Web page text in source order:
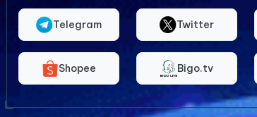
Telegram Twitter
Shopee Bigo.tv